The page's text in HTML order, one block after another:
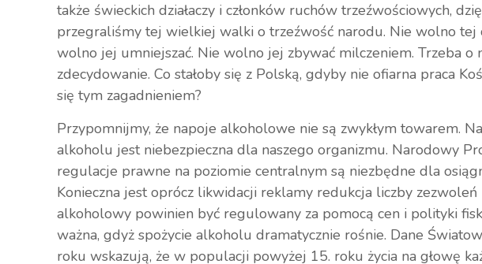
także świeckich działaczy i członków ruchów trzeźwościowych,
przegraliśmy tej wielkiej walki o trzeźwość narodu. Nie wolno tej
wolno jej umniejszać. Nie wolno jej zbywać milczeniem. Trzeba o
zdecydowanie. Co stałoby się z Polską, gdyby nie ofiarna praca
się tym zagadnieniem?
Przypomnijmy, że napoje alkoholowe nie są zwykłym towarem.
alkoholu jest niebezpieczna dla naszego organizmu. Narodowy
regulacje prawne na poziomie centralnym są niezbędne dla
Konieczna jest oprócz likwidacji reklamy redukcja liczby
alkoholowy powinien być regulowany za pomocą cen i polityki
ważna, gdyż spożycie alkoholu dramatycznie rośnie. Dane
roku wskazują, że w populacji powyżej 15. roku życia na głowę